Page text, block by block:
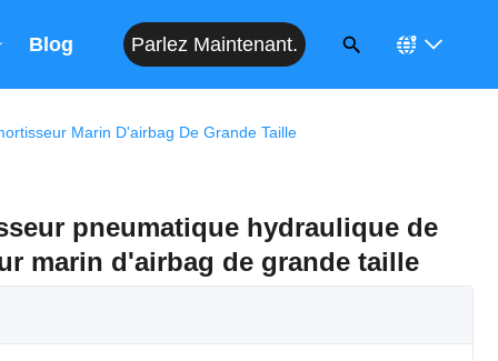
Blog Parlez Maintenant.
Marin D'airbag De Grande Taille
pneumatique hydraulique de
marin d'airbag de grande taille